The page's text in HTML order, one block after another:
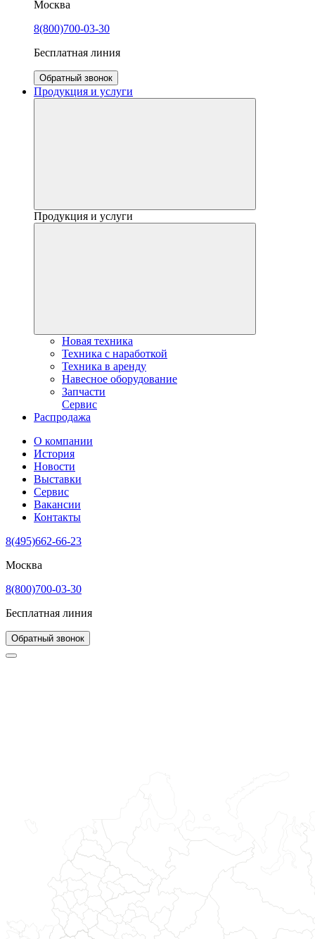
Москва
8(800)700-03-30
Бесплатная линия
Обратный звонок
Продукция и услуги
Продукция и услуги
Новая техника
Техника с наработкой
Техника в аренду
Навесное оборудование
Запчасти
Сервис
Распродажа
О компании
История
Новости
Выставки
Сервис
Вакансии
Контакты
8(495)662-66-23
Москва
8(800)700-03-30
Бесплатная линия
Обратный звонок